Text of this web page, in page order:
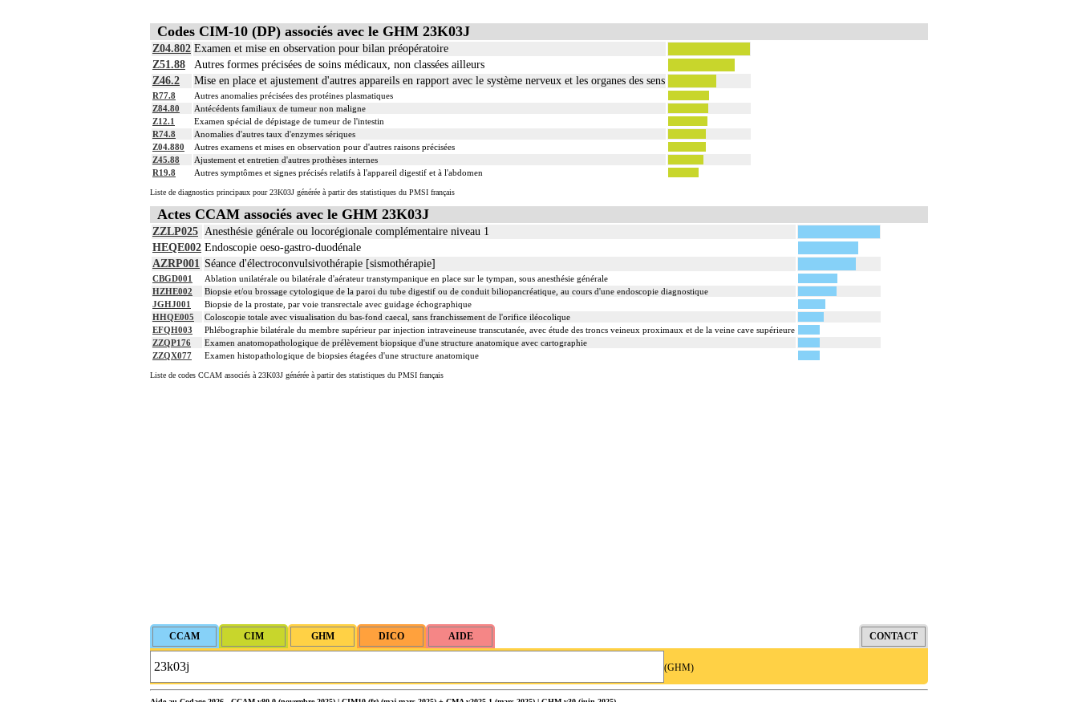
Codes CIM-10 (DP) associés avec le GHM 23K03J
Z04.802 Examen et mise en observation pour bilan préopératoire
Z51.88
Autres formes précisées de soins médicaux, non classées ailleurs
Z46.2
Mise en place et ajustement d'autres appareils en rapport avec le système nerveux et les organes des sens
R77.8
Autres anomalies précisées des protéines plasmatiques
Z84.80
Antécédents familiaux de tumeur non maligne
Z12.1
Examen spécial de dépistage de tumeur de l'intestin
R74.8
Anomalies d'autres taux d'enzymes sériques
Z04.880
Autres examens et mises en observation pour d'autres raisons précisées
Z45.88
Ajustement et entretien d'autres prothèses internes
R19.8
Autres symptômes et signes précisés relatifs à l'appareil digestif et à l'abdomen
Liste de diagnostics principaux pour 23K03J générée à partir des statistiques du PMSI français
Actes CCAM associés avec le GHM 23K03J
ZZLP025 Anesthésie générale ou locorégionale complémentaire niveau 1
HEQE002 Endoscopie oeso-gastro-duodénale
AZRP001 Séance d'électroconvulsivothérapie [sismothérapie]
CBGD001
Ablation unilatérale ou bilatérale d'aérateur transtympanique en place sur le tympan, sous anesthésie générale
HZHE002
Biopsie et/ou brossage cytologique de la paroi du tube digestif ou de conduit biliopancréatique, au cours d'une endoscopie diagnostique
JGHJ001
Biopsie de la prostate, par voie transrectale avec guidage échographique
HHQE005
Coloscopie totale avec visualisation du bas-fond caecal, sans franchissement de l'orifice iléocolique
EFQH003
Phlébographie bilatérale du membre supérieur par injection intraveineuse transcutanée, avec étude des troncs veineux proximaux et de la veine cave supérieure
ZZQP176
Examen anatomopathologique de prélèvement biopsique d'une structure anatomique avec cartographie
ZZQX077
Examen histopathologique de biopsies étagées d'une structure anatomique
Liste de codes CCAM associés à 23K03J générée à partir des statistiques du PMSI français
(GHM)